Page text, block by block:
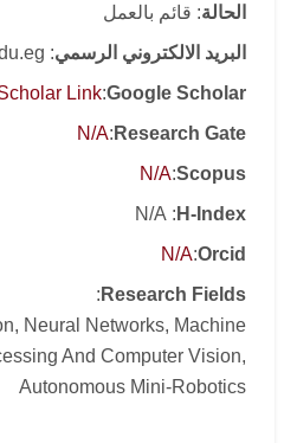
الحالة: قائم بالعمل
البريد الالكتروني الرسمي: halam@cis.asu.edu.eg
Google Scholar
:
Link
Research Gate
:
N/A
Scopus
:
N/A
H-Index
: N/A
Orcid
:
N/A
Research Fields
:
Neural Networks, Machine
And Computer Vision,
Autonomous Mini-Robotics